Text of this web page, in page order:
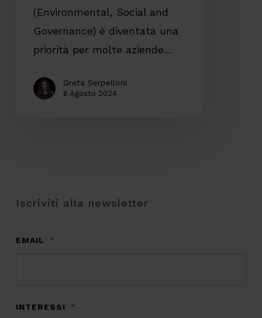
(Environmental, Social and
Governance) è diventata una
priorità per molte aziende…
Greta Serpelloni
6 Agosto 2024
Iscriviti alla newsletter
EMAIL *
INTERESSI *